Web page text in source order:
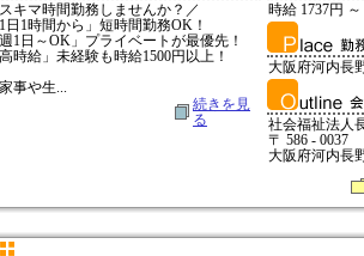
キマ時間勤務しませんか？／
1日1時間から」短時間勤務OK！
週1日～OK」プライベートが最優先！
高時給」未経験も時給1500円以上！
家事や生...
続きを見
る
時給 1737円 ～
大阪府河内長
社会福祉法人
〒 586 - 0037
大阪府河内長